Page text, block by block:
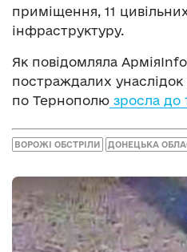
приміщення, 11
інфраструктуру.
Як повідомляла
постраждалих унаслідок
по Тернополю зросла до
ВОРОЖІ ОБСТРІЛИ ДОНЕЦЬКА